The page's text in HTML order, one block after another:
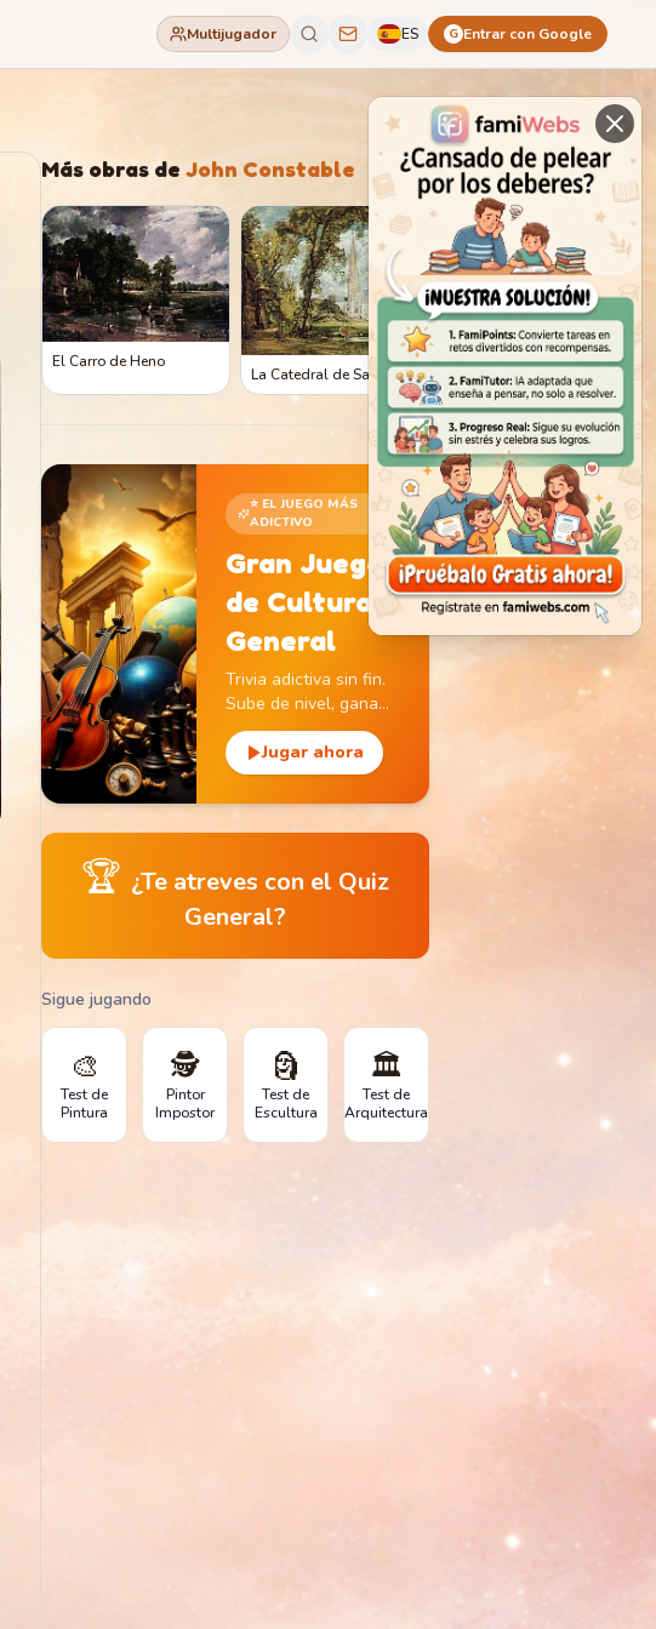
Multijugador ES G Entrar con Google
Más obras de John Constable
El Carro de Heno
La Catedral de Salisbury
⭐ EL JUEGO MÁS
ADICTIVO
Gran Juego
de Cultura
General
Trivia adictiva sin fin.
Sube de nivel, gana
monedas y descubre
monumentos icónicos.
Jugar ahora
🏆 ¿Te atreves con el Quiz
General?
Sigue jugando
🎨
Test de
Pintura
🕵️
Pintor
Impostor
🗿
Test de
Escultura
🏛️
Test de
Arquitectura